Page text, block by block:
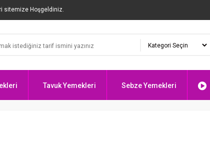
sitemize Hoşgeldiniz.
Tavuk Yemekleri Sebze Yemekleri